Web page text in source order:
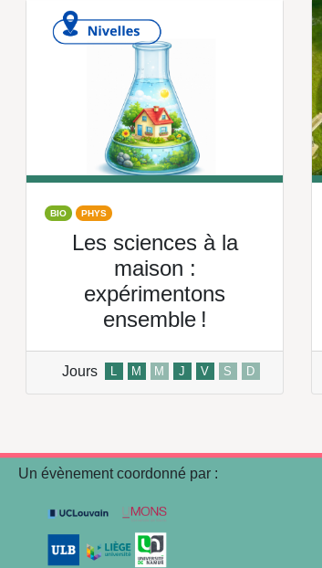
BIO PHYS
Les sciences à la
maison :
expérimentons
ensemble !
Jours L M M J V S D
Un évènement coordonné par :